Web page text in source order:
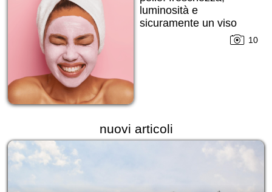
luminosità e
sicuramente un viso
10
nuovi articoli